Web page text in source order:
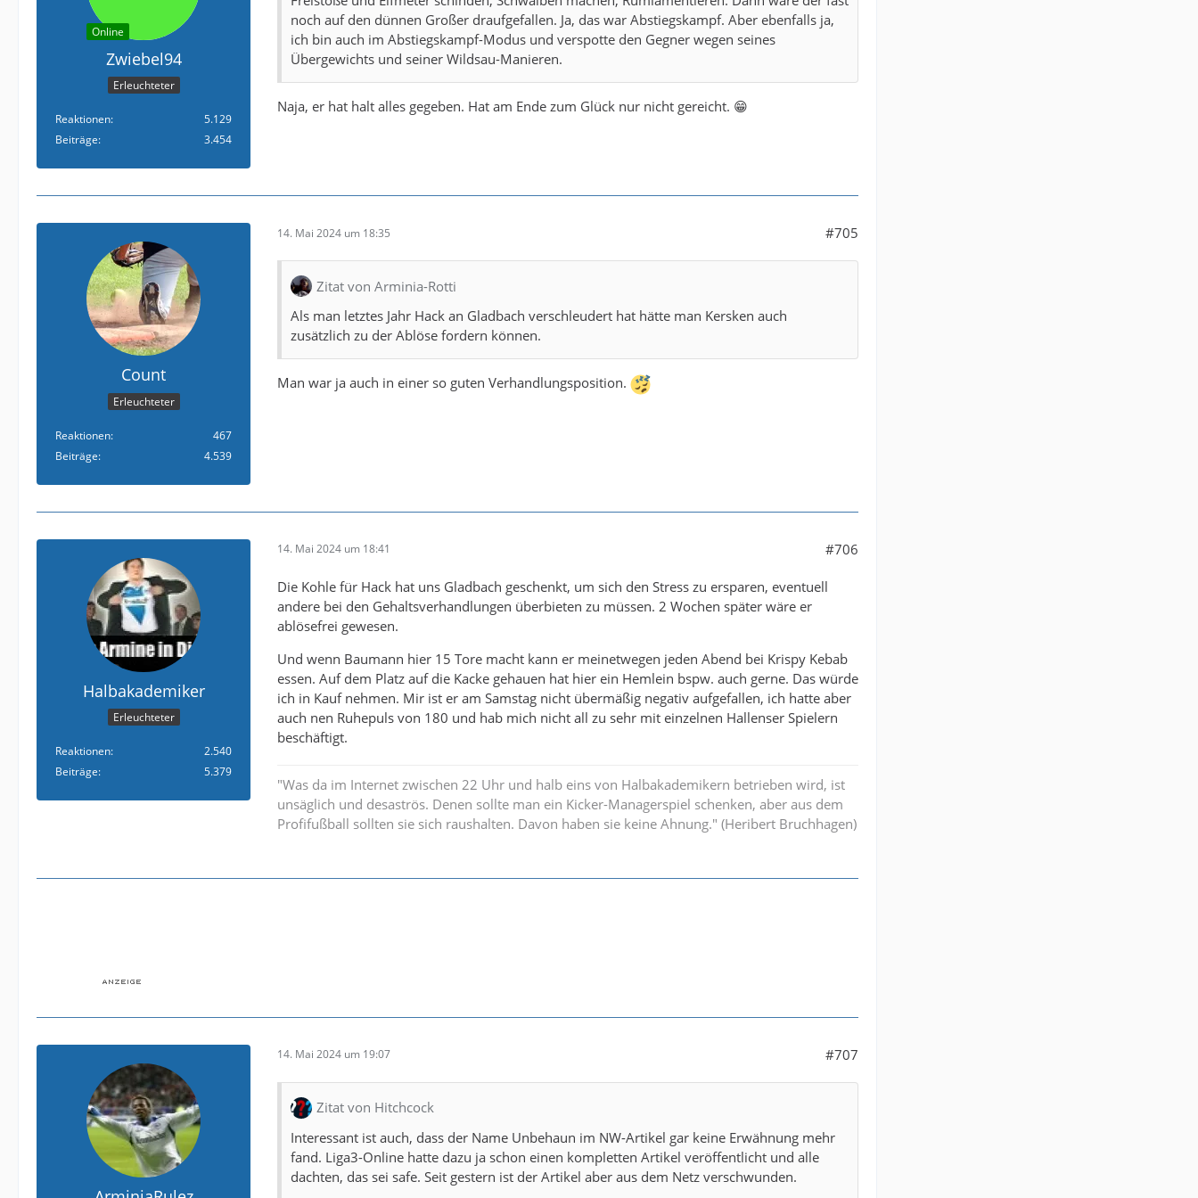
Online
Zwiebel94
Erleuchteter
Reaktionen
5.129
Beiträge
3.454
noch auf den dünnen Großer draufgefallen. Ja, das war Abstiegskampf. Aber ebenfalls ja,
ich bin auch im Abstiegskampf-Modus und verspotte den Gegner wegen seines
Übergewichts und seiner Wildsau-Manieren.
Naja, er hat halt alles gegeben. Hat am Ende zum Glück nur nicht gereicht. 😁
Count
Erleuchteter
Reaktionen
467
Beiträge
4.539
14. Mai 2024 um 18:35 #705
Zitat von Arminia-Rotti
Als man letztes Jahr Hack an Gladbach verschleudert hat hätte man Kersken auch
zusätzlich zu der Ablöse fordern können.
Man war ja auch in einer so guten Verhandlungsposition.
Halbakademiker
Erleuchteter
Reaktionen
2.540
Beiträge
5.379
14. Mai 2024 um 18:41 #706
Die Kohle für Hack hat uns Gladbach geschenkt, um sich den Stress zu ersparen, eventuell
andere bei den Gehaltsverhandlungen überbieten zu müssen. 2 Wochen später wäre er
ablösefrei gewesen.
Und wenn Baumann hier 15 Tore macht kann er meinetwegen jeden Abend bei Krispy Kebab
essen. Auf dem Platz auf die Kacke gehauen hat hier ein Hemlein bspw. auch gerne. Das würde
ich in Kauf nehmen. Mir ist er am Samstag nicht übermäßig negativ aufgefallen, ich hatte aber
auch nen Ruhepuls von 180 und hab mich nicht all zu sehr mit einzelnen Hallenser Spielern
beschäftigt.
"Was da im Internet zwischen 22 Uhr und halb eins von Halbakademikern betrieben wird, ist
unsäglich und desaströs. Denen sollte man ein Kicker-Managerspiel schenken, aber aus dem
Profifußball sollten sie sich raushalten. Davon haben sie keine Ahnung." (Heribert Bruchhagen)
14. Mai 2024 um 19:07 #707
Zitat von Hitchcock
Interessant ist auch, dass der Name Unbehaun im NW-Artikel gar keine Erwähnung mehr
fand. Liga3-Online hatte dazu ja schon einen kompletten Artikel veröffentlicht und alle
dachten, das sei safe. Seit gestern ist der Artikel aber aus dem Netz verschwunden.